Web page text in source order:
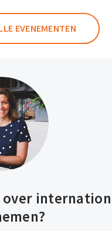
EVENEMENTEN
over